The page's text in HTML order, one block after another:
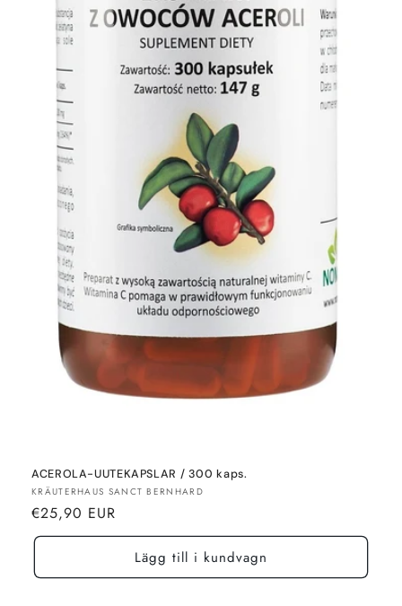
ACEROLA-UUTEKAPSLAR / 300 kaps.
Säljare:
KRÄUTERHAUS SANCT BERNHARD
Normalt
pris
€25,90 EUR
Lägg till i kundvagn